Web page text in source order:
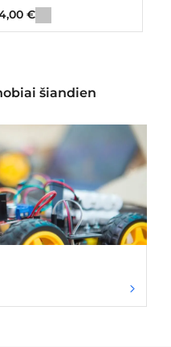
€
šiandien